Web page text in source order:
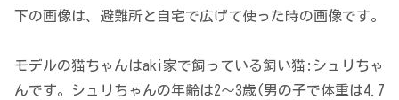
下の画像は、避難所と自宅で広げて使った時の画像です。
モデルの猫ちゃんはaki家で飼っている飼い猫:シュリちゃ
んです。シュリちゃんの年齢は2～3歳(男の子で体重は4.7